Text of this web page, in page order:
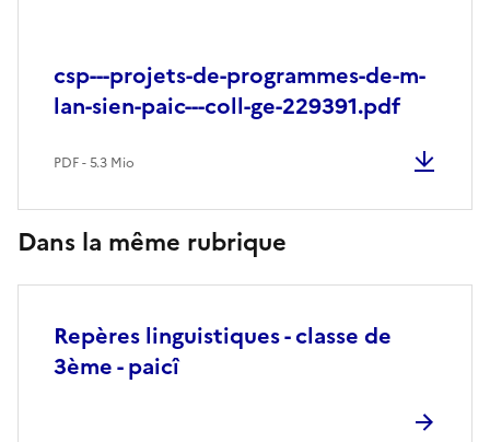
csp---projets-de-programmes-de-m-
lan-sien-paic---coll-ge-229391.pdf
PDF - 5.3 Mio
Dans la même rubrique
Repères linguistiques - classe de
3ème - paicî